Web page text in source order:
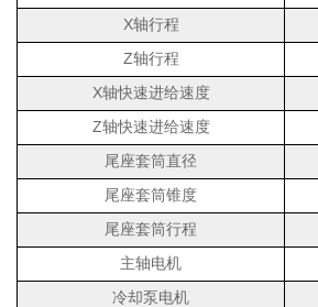
X轴行程
Z轴行程
X轴快速进给速度
Z轴快速进给速度
尾座套筒直径
尾座套筒锥度
尾座套筒行程
主轴电机
冷却泵电机